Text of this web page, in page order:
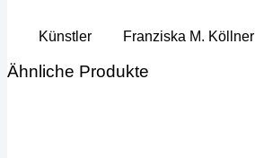
Künstler Franziska M. Köllner
Ähnliche Produkte